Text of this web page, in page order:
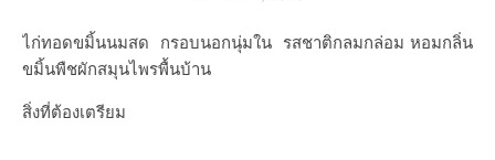
ไก่ทอดขมิ้นนมสด กรอบนอกนุ่มใน รสชาติกลมกล่อม หอมกลิ่น
ขมิ้นพืชผัก​สมุนไพรพื้นบ้าน
สิ่งที่ต้องเตรียม